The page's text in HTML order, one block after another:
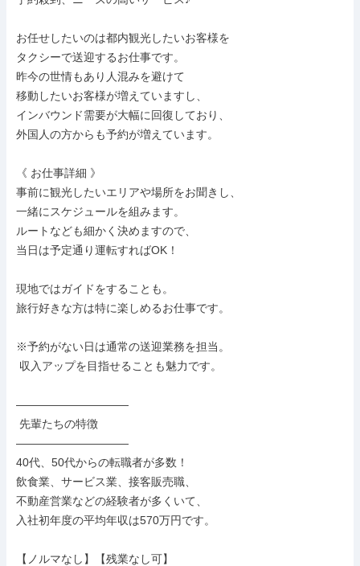
お任せしたいのは都内観光したいお客様を
タクシーで送迎するお仕事です。
昨今の世情もあり人混みを避けて
移動したいお客様が増えていますし、
インバウンド需要が大幅に回復しており、
外国人の方からも予約が増えています。
《 お仕事詳細 》
事前に観光したいエリアや場所をお聞きし、
一緒にスケジュールを組みます。
ルートなども細かく決めますので、
当日は予定通り運転すればOK！
現地ではガイドをすることも。
旅行好きな方は特に楽しめるお仕事です。
※予約がない日は通常の送迎業務を担当。
――――――――――
――――――――――
40代、50代からの転職者が多数！
飲食業、サービス業、接客販売職、
不動産営業などの経験者が多くいて、
入社初年度の平均年収は570万円です。
【ノルマなし】【残業なし可】